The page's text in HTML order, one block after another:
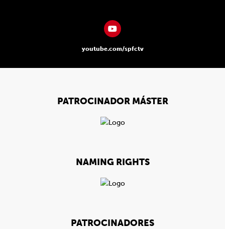
youtube.com/spfctv
PATROCINADOR MÁSTER
NAMING RIGHTS
PATROCINADORES